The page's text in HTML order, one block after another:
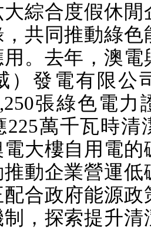
綜合度假休閒
共同推動綠色
用。去年，澳電
）發電有限公
張綠色電力
225萬千瓦時清
大樓自用電的
推動企業營運低
合政府能源政
，探索提升清